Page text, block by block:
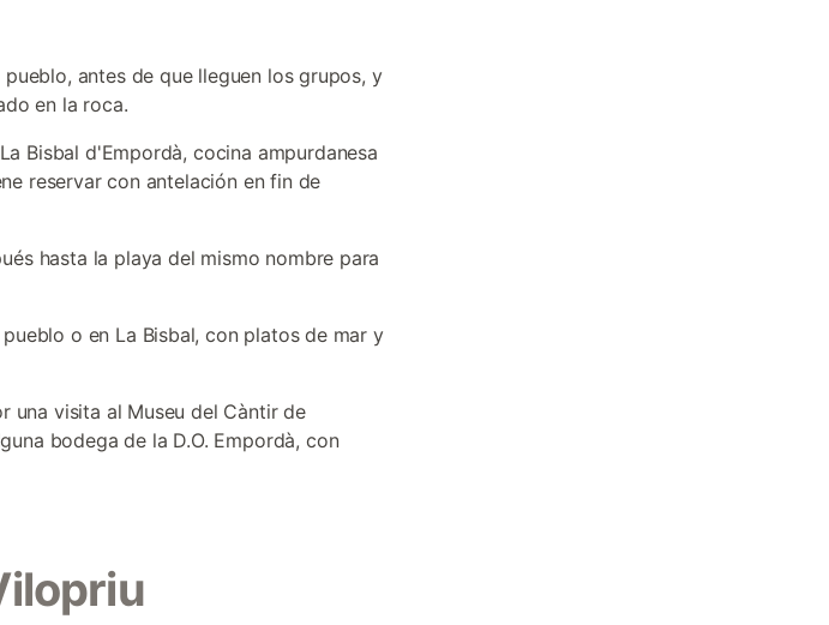
antes de que lleguen los grupos, y
en la roca.
Bisbal d'Empordà, cocina ampurdanesa
reservar con antelación en fin de
hasta la playa del mismo nombre para
o en La Bisbal, con platos de mar y
una visita al Museu del Càntir de
bodega de la D.O. Empordà, con